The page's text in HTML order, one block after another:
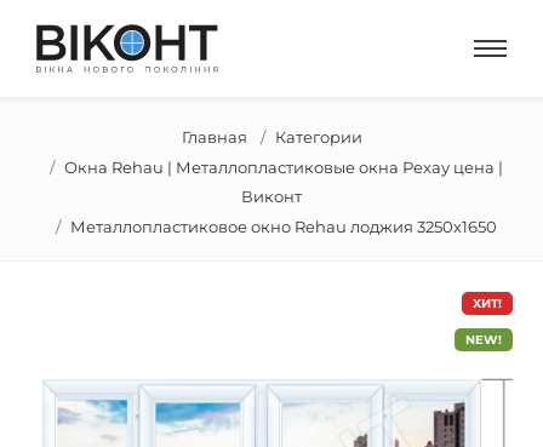
Главная
Категории
Окна Rehau | Металлопластиковые окна Рехау цена |
Виконт
Металлопластиковое окно Rehau лоджия 3250х1650
ХИТ!
NEW!